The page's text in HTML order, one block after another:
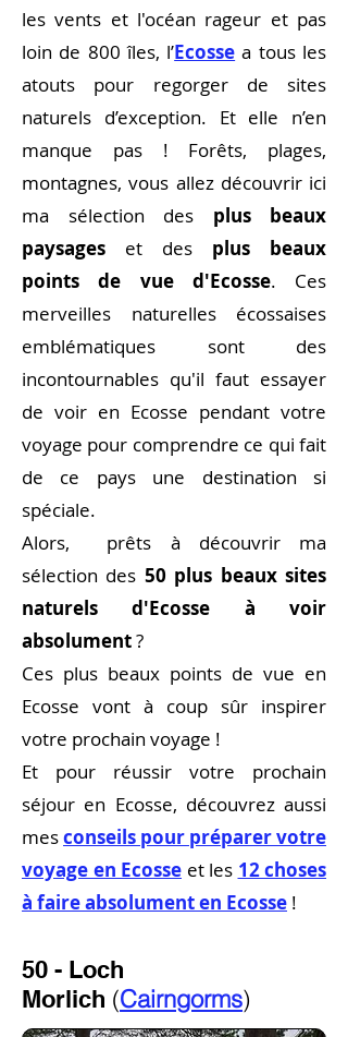
les vents et l'océan rageur et pas
loin de 800 îles, l’Ecosse a tous les
atouts pour regorger de sites
naturels d’exception. Et elle n’en
manque pas ! Forêts, plages,
montagnes, vous allez découvrir ici
ma sélection des plus beaux
paysages et des plus beaux
points de vue d'Ecosse. Ces
merveilles naturelles écossaises
emblématiques sont des
incontournables qu'il faut essayer
de voir en Ecosse pendant votre
voyage pour comprendre ce qui fait
de ce pays une destination si
spéciale.
Alors,
prêts à découvrir ma
sélection des 50 plus beaux sites
naturels d'Ecosse à voir
absolument?
Ces plus beaux points de vue en
Ecosse vont à coup sûr inspirer
votre prochain voyage !
Et pour réussir votre prochain
séjour en Ecosse, découvrez aussi
mesconseils pour préparer votre
voyage en Ecosse et les 12 choses
à faire absolument en Ecosse !
50 - Loch
Morlich (Cairngorms)